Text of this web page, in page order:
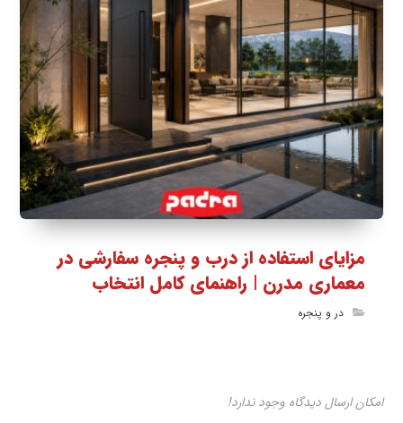
مزایای استفاده از درب و پنجره سفارشی در
معماری مدرن | راهنمای کامل انتخاب
در و پنجره
امکان ارسال دیدگاه وجود ندارد!